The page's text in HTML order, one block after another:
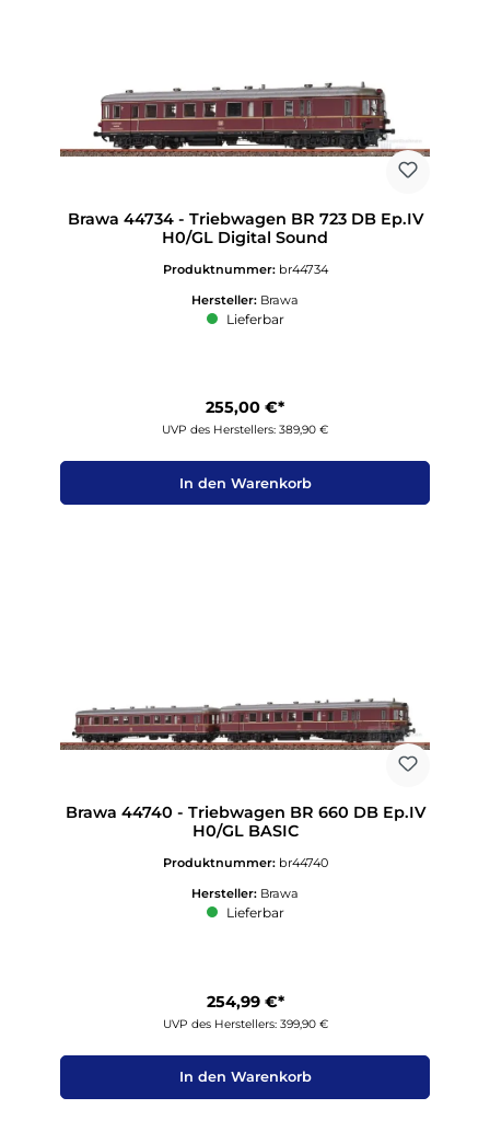
Brawa 44734 - Triebwagen BR 723 DB Ep.IV
H0/GL Digital Sound
Produktnummer: br44734
Hersteller: Brawa
Lieferbar
255,00 €*
UVP des Herstellers: 389,90 €
In den Warenkorb
Brawa 44740 - Triebwagen BR 660 DB Ep.IV
H0/GL BASIC
Produktnummer: br44740
Hersteller: Brawa
Lieferbar
254,99 €*
UVP des Herstellers: 399,90 €
In den Warenkorb